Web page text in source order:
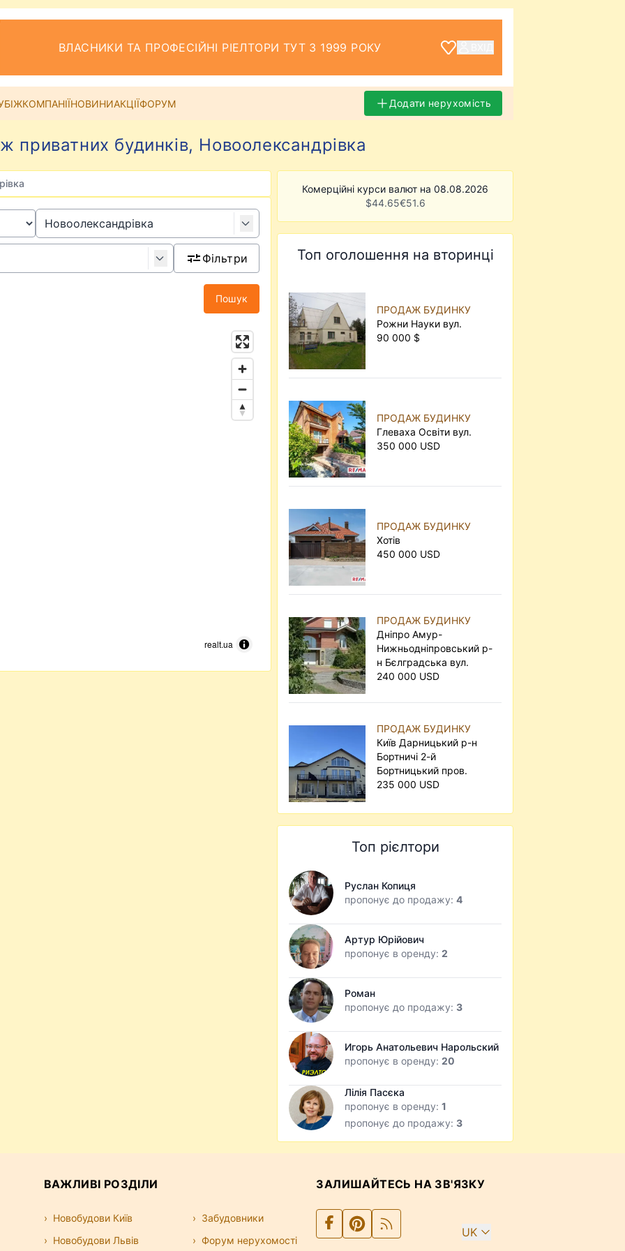
ВЛАСНИКИ ТА ПРОФЕСІЙНІ РІЕЛТОРИ ТУТ З 1999 РОКУ
КОМПАНІЇНОВИНИАКЦІЇФОРУМ Додати нерухомість
приватних будинків, Новоолександрівка
Фільтри
Пошук
realt.ua
Комерційні курси валют на 08.08.2026
$44.65€51.6
Топ оголошення на вторинці
ПРОДАЖ БУДИНКУ
Рожни Науки вул.
90 000 $
ПРОДАЖ БУДИНКУ
Глеваха Освіти вул.
350 000 USD
ПРОДАЖ БУДИНКУ
Хотів
450 000 USD
ПРОДАЖ БУДИНКУ
Дніпро Амур-
Нижньодніпровський р-
н Бєлградська вул.
240 000 USD
ПРОДАЖ БУДИНКУ
Київ Дарницький р-н
Бортничі 2-й
Бортницький пров.
235 000 USD
Топ рієлтори
Руслан Копиця
пропонує до продажу:4
Артур Юрійович
пропонує в оренду:2
Роман
пропонує до продажу: 3
Игорь Анатольевич Нарольский
пропонує в оренду:20
Лілія Пасєка
пропонує в оренду:1
пропонує до продажу: 3
ВАЖЛИВІ РОЗДІЛИ
Новобудови Київ
Новобудови Львів
Забудовники
Форум нерухомості
ЗАЛИШАЙТЕСЬ НА ЗВ'ЯЗКУ
UK